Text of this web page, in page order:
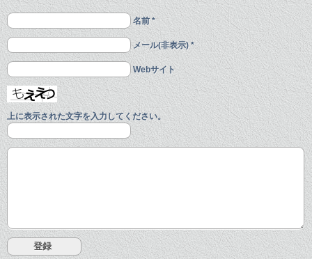
名前 *
メール(非表示) *
Webサイト
上に表示された文字を入力してください。